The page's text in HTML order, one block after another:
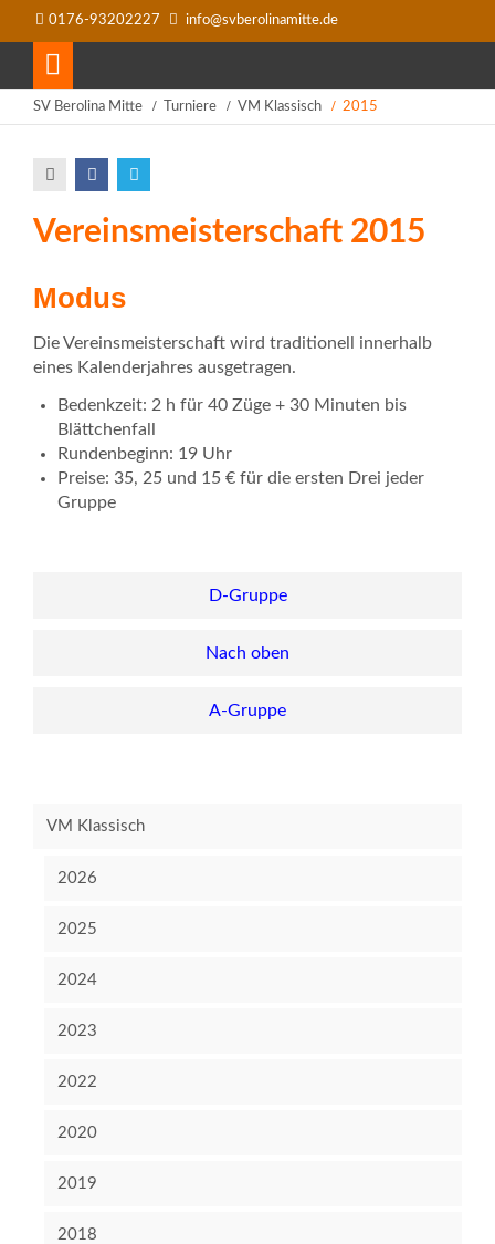
0176-93202227 info@svberolinamitte.de
SV Berolina Mitte Turniere VM Klassisch 2015
Vereinsmeisterschaft 2015
Modus
Die Vereinsmeisterschaft wird traditionell innerhalb
eines Kalenderjahres ausgetragen.
Bedenkzeit: 2 h für 40 Züge + 30 Minuten bis
Blättchenfall
Rundenbeginn: 19 Uhr
Preise: 35, 25 und 15 € für die ersten Drei jeder
Gruppe
D-Gruppe
Nach oben
A-Gruppe
VM Klassisch
2026
2025
2024
2023
2022
2020
2019
2018